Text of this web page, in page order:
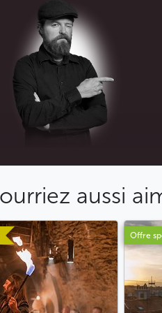
aussi
Offre